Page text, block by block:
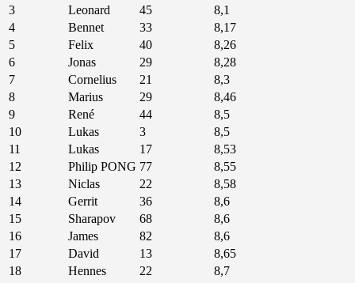
3
Leonard 45
8,1
4
Bennet 33
8,17
5
Felix 40
8,26
6
Jonas 29
8,28
7
Cornelius 21
8,3
8
Marius 29
8,46
9
René 44
8,5
10
Lukas 3
8,5
11
Lukas 17
8,53
12
Philip PONG 77
8,55
13
Niclas 22
8,58
14
Gerrit 36
8,6
15
Sharapov 68
8,6
16
James 82
8,6
17
David 13
8,65
18
Hennes 22
8,7